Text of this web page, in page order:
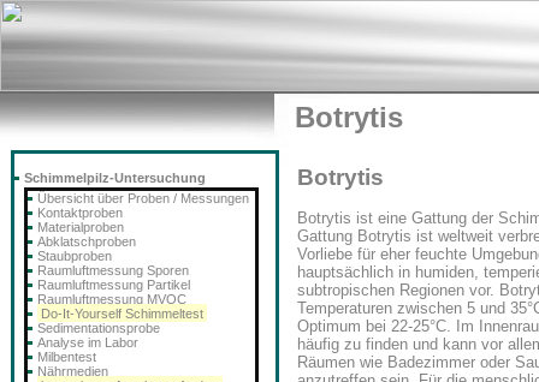
Botrytis
Botrytis
Botrytis ist eine Gattung der
Gattung Botrytis ist weltweit
Vorliebe für eher feuchte
hauptsächlich in humiden,
subtropischen Regionen vor.
Temperaturen zwischen 5 und
Optimum bei 22-25°C. Im
häufig zu finden und kann vor
Räumen wie Badezimmer oder
Schimmelpilz-Untersuchung
Übersicht über Proben / Messungen
Kontaktproben
Materialproben
Abklatschproben
Staubproben
Raumluftmessung Sporen
Raumluftmessung Partikel
Raumluftmessung MVOC
Do-It-Yourself Schimmeltest
Sedimentationsprobe
Analyse im Labor
Milbentest
Nährmedien